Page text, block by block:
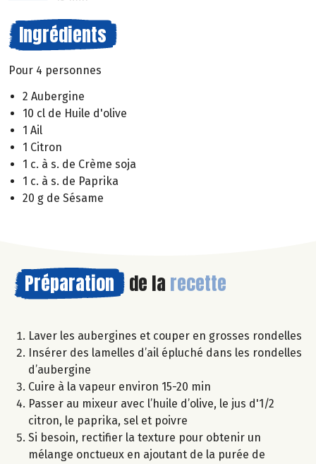
Ingrédients
Pour 4 personnes
2 Aubergine
10 cl de Huile d'olive
1 Ail
1 Citron
1 c. à s. de Crème soja
1 c. à s. de Paprika
20 g de Sésame
Préparation de la recette
Laver les aubergines et couper en grosses rondelles
Insérer des lamelles d’ail épluché dans les rondelles
d’aubergine
Cuire à la vapeur environ 15-20 min
Passer au mixeur avec l’huile d’olive, le jus d'1/2
citron, le paprika, sel et poivre
Si besoin, rectifier la texture pour obtenir un
mélange onctueux en ajoutant de la purée de